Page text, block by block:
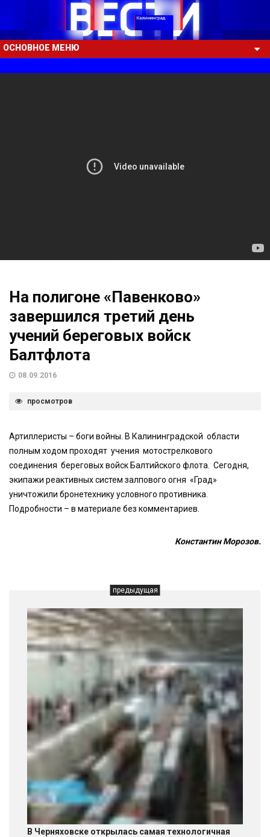
ОСНОВНОЕ МЕНЮ
На полигоне «Павенково»
завершился третий день
учений береговых войск
Балтфлота
08.09.2016
просмотров
Артиллеристы – боги войны. В Калининградской области
полным ходом проходят учения мотострелкового
соединения береговых войск Балтийского флота. Сегодня,
экипажи реактивных систем залпового огня «Град»
уничтожили бронетехнику условного противника.
Подробности – в материале без комментариев.
Константин Морозов.
предыдущая
В Черняховске открылась самая технологичная